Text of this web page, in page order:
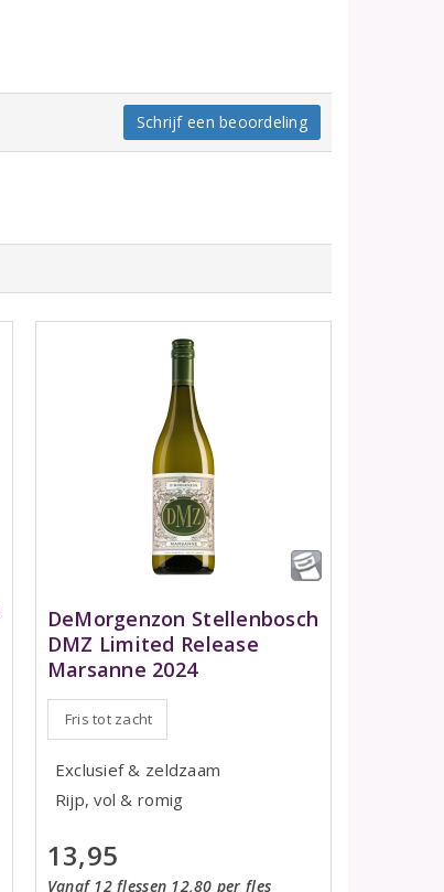
Schrijf een beoordeling
DeMorgenzon Stellenbosch
DMZ Limited Release
Marsanne 2024
Fris tot zacht
Exclusief & zeldzaam
Rijp, vol & romig
13,95
Vanaf 12 flessen 12,80 per fles